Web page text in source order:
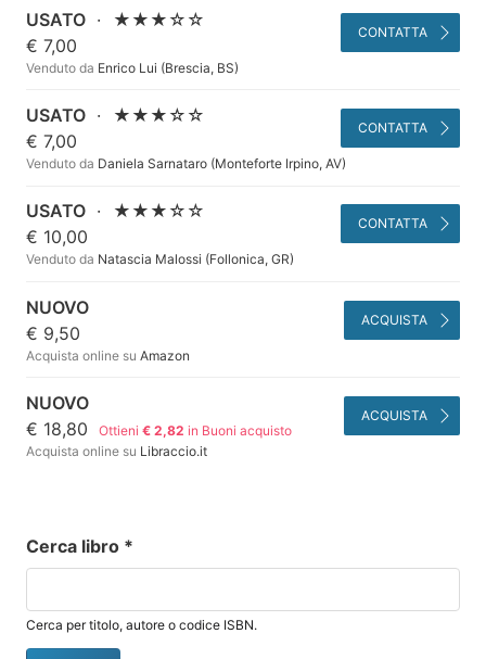
USATO ·
★★★☆☆
€ 7,00
Venduto da Enrico Lui (Brescia, BS)
CONTATTA
USATO ·
★★★☆☆
€ 7,00
Venduto da Daniela Sarnataro (Monteforte Irpino, AV)
CONTATTA
USATO ·
★★★☆☆
€ 10,00
Venduto da Natascia Malossi (Follonica, GR)
CONTATTA
NUOVO
€ 9,50
Acquista online su Amazon
ACQUISTA
NUOVO
€ 18,80
Ottieni€ 2,82 in Buoni acquisto
Acquista online su Libraccio.it
ACQUISTA
Cerca libro *
Cerca per titolo, autore o codice ISBN.